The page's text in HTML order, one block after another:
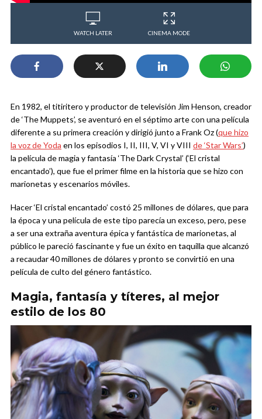
WATCH LATER CINEMA MODE
En 1982, el titiritero y productor de televisión Jim Henson, creador
de ‘The Muppets’, se aventuró en el séptimo arte con una película
diferente a su primera creación y dirigió junto a Frank Oz (que hizo
la voz de Yoda en los episodios I, II, III, V, VI y VIII de ‘Star Wars’)
la película de magia y fantasía ‘The Dark Crystal’ (‘El cristal
encantado’), que fue el primer filme en la historia que se hizo con
marionetas y escenarios móviles.
Hacer ‘El cristal encantado’ costó 25 millones de dólares, que para
la época y una película de este tipo parecía un exceso, pero, pese
a ser una extraña aventura épica y fantástica de marionetas, al
público le pareció fascinante y fue un éxito en taquilla que alcanzó
a recaudar 40 millones de dólares y pronto se convirtió en una
película de culto del género fantástico.
Magia, fantasía y títeres, al mejor
estilo de los 80